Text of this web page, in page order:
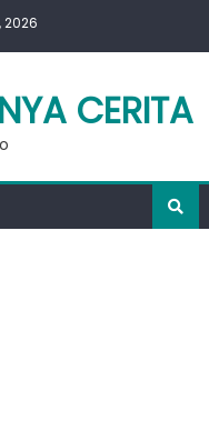
2026
CERITA